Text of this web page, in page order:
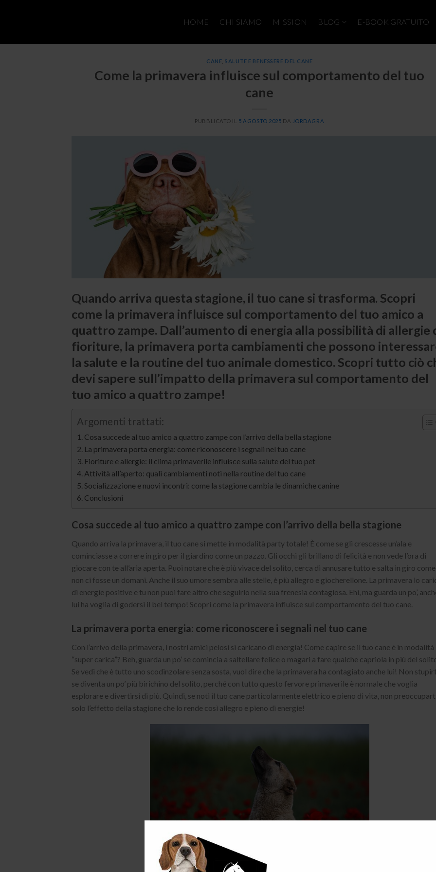
HOME CHI SIAMO MISSION BLOG E-BOOK GRATUITO
CANE ,SALUTE E BENESSERE DEL CANE
Come la primavera influisce sul comportamento del tuo
cane
PUBBLICATO IL 5 AGOSTO 2025 DA JORDAGRA
Quando arriva questa stagione, il tuo cane si trasforma. Scopri
come la primavera influisce sul comportamento del tuo amico a
quattro zampe. Dall’aumento di energia alla possibilità di allergie
fioriture, la primavera porta cambiamenti che possono
la salute e la routine del tuo animale domestico. Scopri tutto ciò
devi sapere sull’impatto della primavera sul comportamento del
tuo amico a quattro zampe!
Argomenti trattati:
Cosa succede al tuo amico a quattro zampe con l’arrivo della bella stagione
La primavera porta energia: come riconoscere i segnali nel tuo cane
Fioriture e allergie: il clima primaverile influisce sulla salute del tuo pet
Attività all’aperto: quali cambiamenti noti nella routine del tuo cane
Socializzazione e nuovi incontri: come la stagione cambia le dinamiche canine
Conclusioni
Cosa succede al tuo amico a quattro zampe con l’arrivo della bella stagione
Quando arriva la primavera, il tuo cane si mette in modalità party totale! È come se gli crescesse un’ala e
cominciasse a correre in giro per il giardino come un pazzo. Gli occhi gli brillano di felicità e non vede l’ora di
giocare con te all’aria aperta. Puoi notare che è più vivace del solito, cerca di annusare tutto e salta in giro come
non ci fosse un domani. Anche il suo umore sembra alle stelle, è più allegro e giocherellone. La primavera lo
di energie positive e tu non puoi fare altro che seguirlo nella sua frenesia contagiosa. Ehi, ma guarda un po’,
lui ha voglia di godersi il bel tempo! Scopri come la primavera influisce sul comportamento del tuo cane.
La primavera porta energia: come riconoscere i segnali nel tuo cane
Con l’arrivo della primavera, i nostri amici pelosi si caricano di energia! Come capire se il tuo cane è in modalità
“super carica”? Beh, guarda un po’ se comincia a saltellare felice o magari a fare qualche capriola in più del
Se vedi che è tutto uno scodinzolare senza sosta, vuol dire che la primavera ha contagiato anche lui! Non
se diventa un po’ più birichino del solito, perché con tutto questo fervore primaverile è normale che voglia
esplorare e divertirsi di più. Quindi, se noti il tuo cane particolarmente elettrico e pieno di vita, non
solo l’effetto della stagione che lo rende così allegro e pieno di energie!